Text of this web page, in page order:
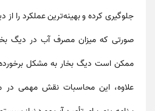
جلوگیری کرده و بهینه‌ترین عملکرد را
صورتی که میزان مصرف آب در دیگ
ممکن است دیگ بخار به مشکل
علاوه، این محاسبات نقش مهمی در